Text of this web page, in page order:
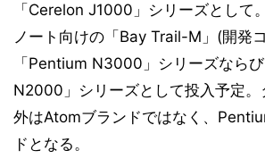
「Cerelon J1000」シリーズとして
ノート向けの「Bay Trail-M」(開発
「Pentium N3000」シリーズなら
N2000」シリーズとして投入予定。
外はAtomブランドではなく、
ドとなる。